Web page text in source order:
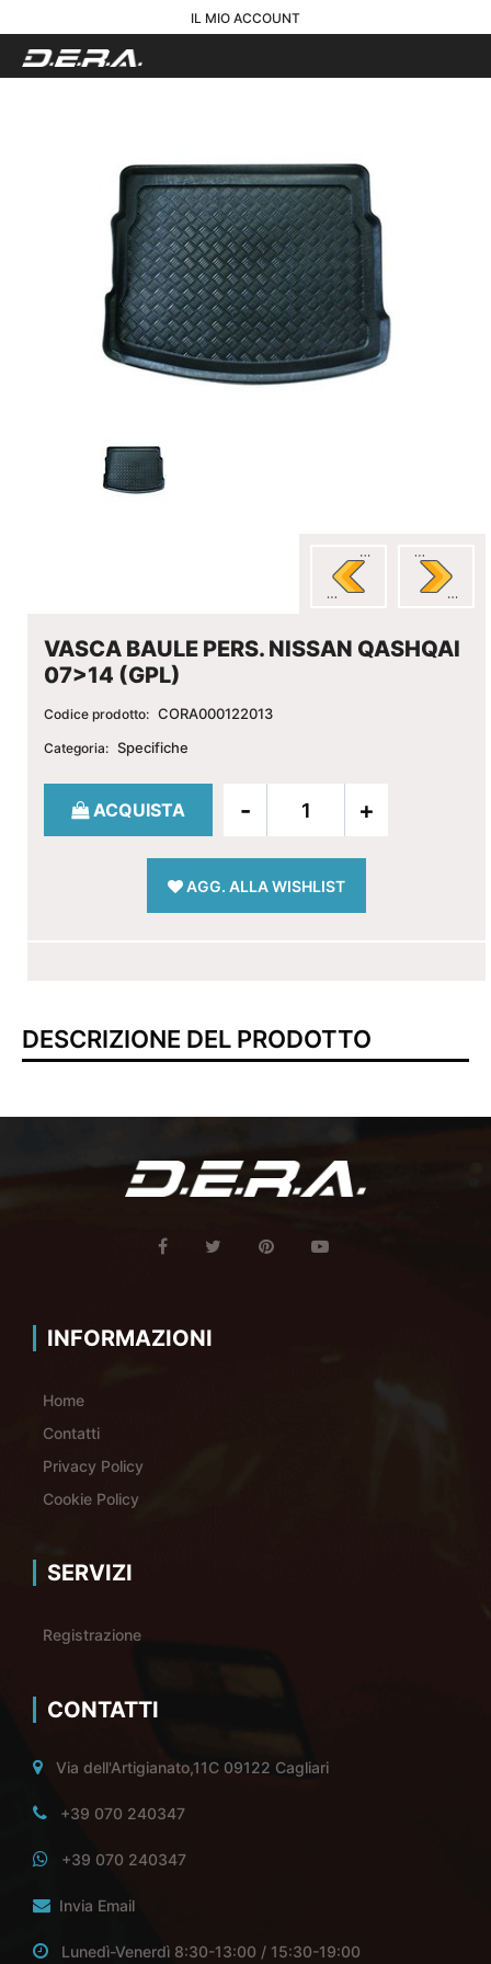
IL MIO ACCOUNT
VASCA BAULE PERS. NISSAN QASHQAI
07>14 (GPL)
Codice prodotto: CORA000122013
Categoria: Specifiche
Quantità
ACQUISTA
AGG. ALLA WISHLIST
DESCRIZIONE DEL PRODOTTO
INFORMAZIONI
Home
Contatti
Privacy Policy
Cookie Policy
SERVIZI
Registrazione
CONTATTI
Via dell'Artigianato,11C 09122 Cagliari
+39 070 240347
+39 070 240347
Invia Email
Lunedì-Venerdì 8:30-13:00 / 15:30-19:00